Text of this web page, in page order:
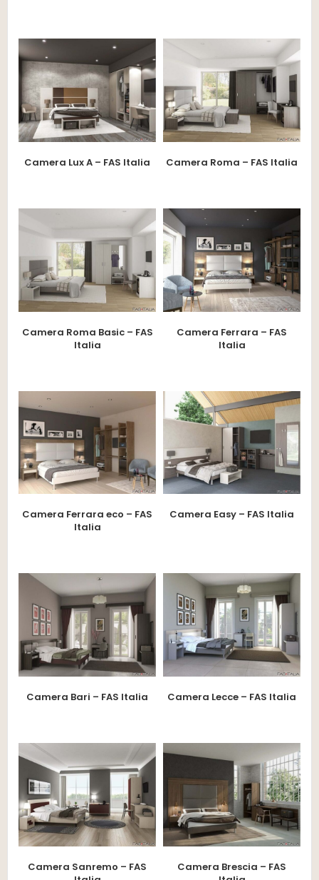
Camera Lux A – FAS Italia Camera Roma – FAS Italia
Camera Roma Basic – FAS
Italia
Camera Ferrara – FAS
Italia
Camera Ferrara eco – FAS
Italia
Camera Easy – FAS Italia
Camera Bari – FAS Italia Camera Lecce – FAS Italia
Camera Sanremo – FAS
Camera Brescia – FAS